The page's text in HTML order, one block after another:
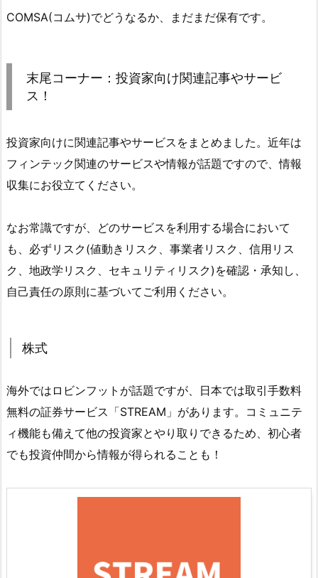
COMSA(コムサ)でどうなるか、まだまだ保有です。
末尾コーナー：投資家向け関連記事やサービ
ス！
投資家向けに関連記事やサービスをまとめました。近年は
フィンテック関連のサービスや情報が話題ですので、情報
収集にお役立てください。
なお常識ですが、どのサービスを利用する場合において
も、必ずリスク(値動きリスク、事業者リスク、信用リス
ク、地政学リスク、セキュリティリスク)を確認・承知し、
自己責任の原則に基づいてご利用ください。
株式
海外ではロビンフットが話題ですが、日本では取引手数料
無料の証券サービス「STREAM」があります。コミュニテ
ィ機能も備えて他の投資家とやり取りできるため、初心者
でも投資仲間から情報が得られることも！